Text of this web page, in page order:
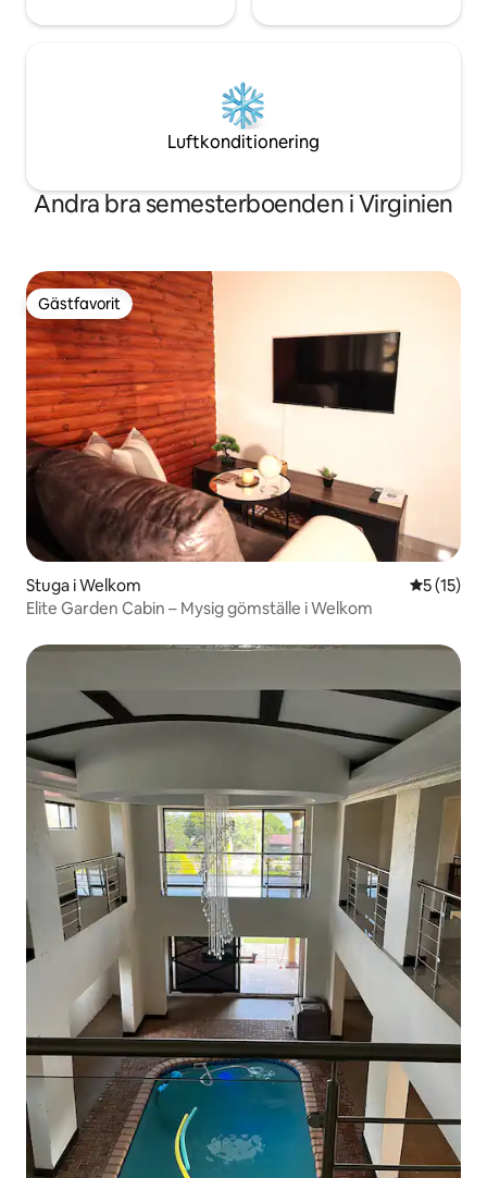
Luftkonditionering
Andra bra semesterboenden i Virginien
Gästfavorit
Gästfavorit
Stuga i Welkom 5 av 5 i
5 (15)
Elite Garden Cabin – Mysig gömställe i Welkom